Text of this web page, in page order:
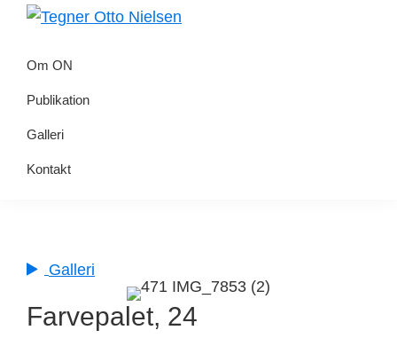
Skip
indhold
Otto
Nielsen
Om ON
Publikation
Galleri
Kontakt
Galleri
Farvepalet, 24